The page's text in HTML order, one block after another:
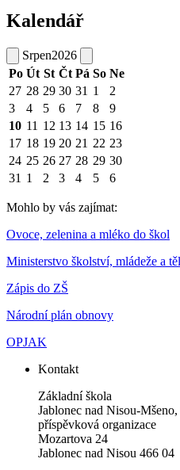
Kalendář
Srpen2026
Po Út St Čt Pá So Ne
27 28 29 30 31 1
2
3
4 5 6 7 8
9
10 11 12 13 14 15 16
17 18 19 20 21 22 23
24 25 26 27 28 29 30
31 1 2 3 4 5 6
Mohlo by vás zajímat:
Ovoce, zelenina a mléko do škol
Ministerstvo školství, mládeže a
Zápis do ZŠ
Národní plán obnovy
OPJAK
Kontakt
Základní škola
Jablonec nad Nisou-
příspěvková organizace
Mozartova 24
Jablonec nad Nisou 466 04